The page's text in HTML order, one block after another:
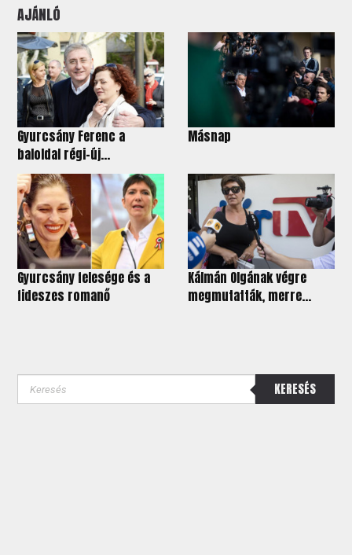
AJÁNLÓ
Gyurcsány Ferenc a
baloldal régi-új...
Másnap
Gyurcsány felesége és a
fideszes romanő
Kálmán Olgának végre
megmutatták, merre...
KERESÉS